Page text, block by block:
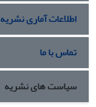
اطلاعات آماری نشریه
تماس با ما
سیاست های نشریه